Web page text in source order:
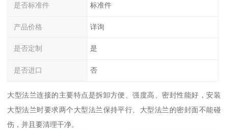
是否标准件 标准件
产品价格 详询
是否定制 是
是否进口 否
大型法兰连接的主要特点是拆卸方便、强度高、密封性能好，安装
大型法兰时要求两个大型法兰保持平行、大型法兰的密封面不能碰
伤，并且要清理干净。